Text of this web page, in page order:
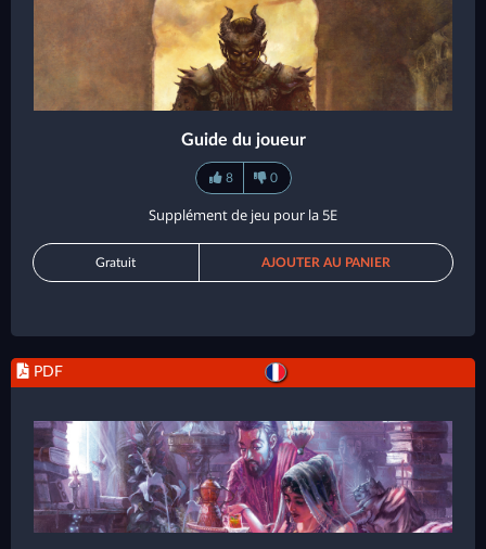
Guide du joueur
8 0
Supplément de jeu pour la 5E
Gratuit AJOUTER AU PANIER
PDF